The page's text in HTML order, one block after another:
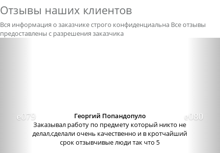
Отзывы наших клиентов
Вся информация о заказчике строго конфиденциальна Все отзывы
предоставлены с разрешения заказчика
Отличный сервис, очень приятные
администраторы. Связь очень хорошо налажена,
поэтому можно узнавать новости о написании
работы. Сама...